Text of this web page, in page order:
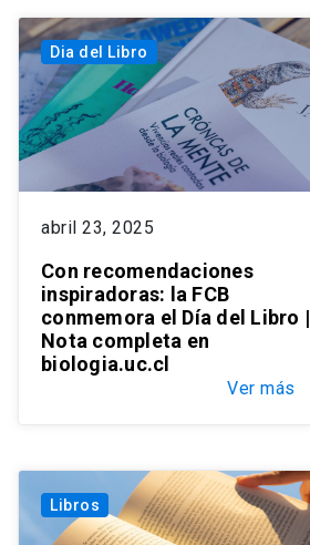
Dia del Libro
abril 23, 2025
Con recomendaciones
inspiradoras: la FCB
conmemora el Día del Libro |
Nota completa en
biologia.uc.cl
Ver más
Libros